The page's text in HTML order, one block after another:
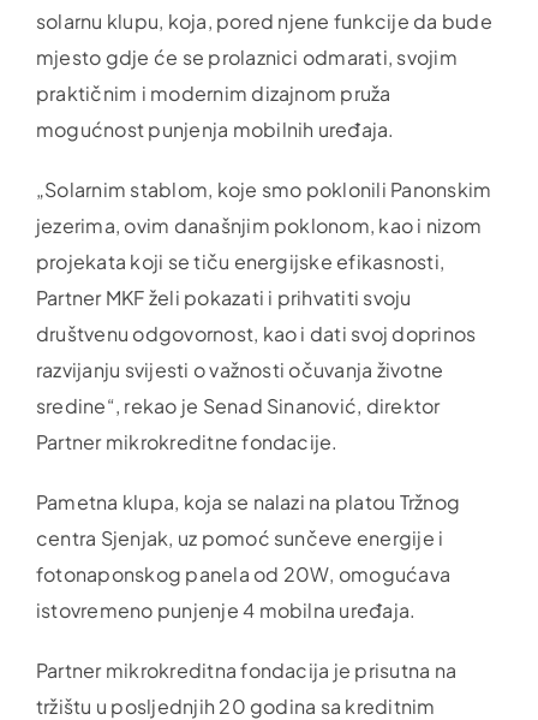
solarnu klupu, koja, pored njene funkcije da bude
mjesto gdje će se prolaznici odmarati, svojim
praktičnim i modernim dizajnom pruža
mogućnost punjenja mobilnih uređaja.
„Solarnim stablom, koje smo poklonili Panonskim
jezerima, ovim današnjim poklonom, kao i nizom
projekata koji se tiču energijske efikasnosti,
Partner MKF želi pokazati i prihvatiti svoju
društvenu odgovornost, kao i dati svoj doprinos
razvijanju svijesti o važnosti očuvanja životne
sredine“, rekao je Senad Sinanović, direktor
Partner mikrokreditne fondacije.
Pametna klupa, koja se nalazi na platou Tržnog
centra Sjenjak, uz pomoć sunčeve energije i
fotonaponskog panela od 20W, omogućava
istovremeno punjenje 4 mobilna uređaja.
Partner mikrokreditna fondacija je prisutna na
tržištu u posljednjih 20 godina sa kreditnim